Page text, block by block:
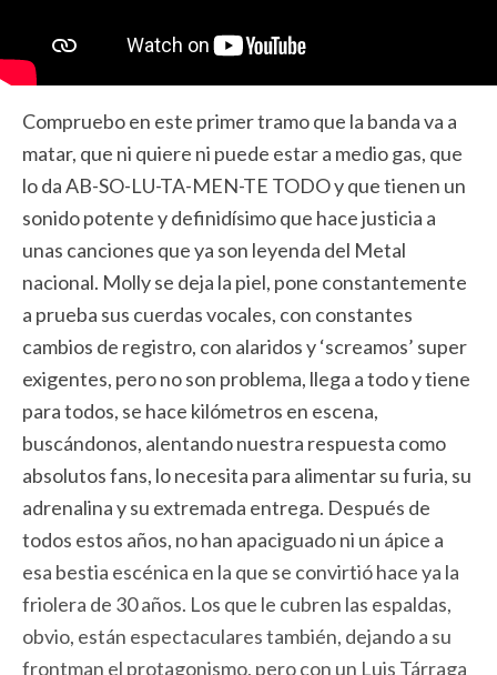
Compruebo en este primer tramo que la banda va a
matar, que ni quiere ni puede estar a medio gas, que
lo da AB-SO-LU-TA-MEN-TE TODO y que tienen un
sonido potente y definidísimo que hace justicia a
unas canciones que ya son leyenda del Metal
nacional. Molly se deja la piel, pone constantemente
a prueba sus cuerdas vocales, con constantes
cambios de registro, con alaridos y ‘screamos’ super
exigentes, pero no son problema, llega a todo y tiene
para todos, se hace kilómetros en escena,
buscándonos, alentando nuestra respuesta como
absolutos fans, lo necesita para alimentar su furia, su
adrenalina y su extremada entrega. Después de
todos estos años, no han apaciguado ni un ápice a
esa bestia escénica en la que se convirtió hace ya la
friolera de 30 años. Los que le cubren las espaldas,
obvio, están espectaculares también, dejando a su
frontman el protagonismo, pero con un Luis Tárraga